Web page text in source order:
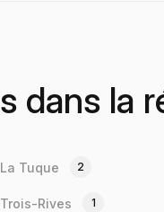
dans la
La Tuque 2
Trois-Rives 1